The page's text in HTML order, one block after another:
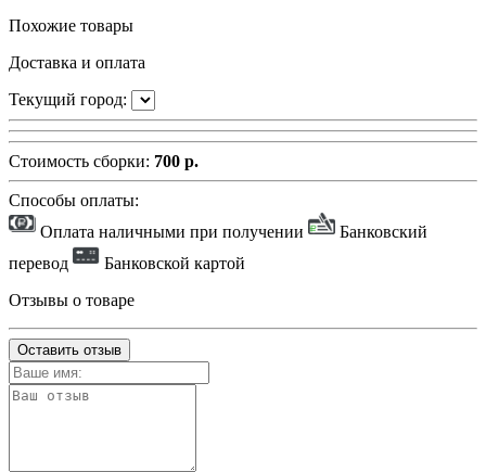
Похожие товары
Доставка и оплата
Текущий город:
Стоимость сборки: 700 р.
Способы оплаты:
Оплата наличными при получении
Банковский
перевод
Банковской картой
Отзывы о товаре
Оставить отзыв